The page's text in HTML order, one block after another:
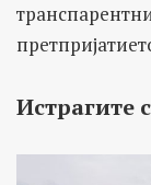
Истрагите